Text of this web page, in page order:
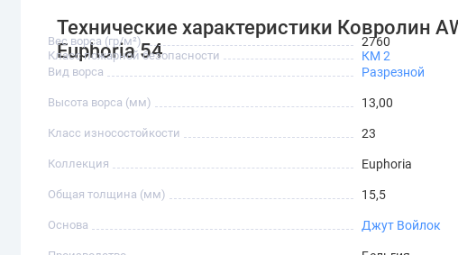
Технические характеристики Ковролин
Euphoria 54
Класс пожарной безопасности КМ 2
Вес ворса (гр/м²) 2760
Вид ворса Разрезной
Высота ворса (мм) 13,00
Класс износостойкости 23
Коллекция Euphoria
Общая толщина (мм) 15,5
Основа Джут Войлок